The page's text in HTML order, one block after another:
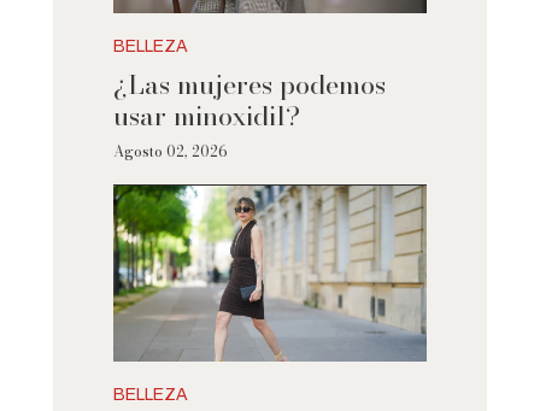
BELLEZA
¿Las mujeres podemos
usar minoxidil?
Agosto 02, 2026
BELLEZA